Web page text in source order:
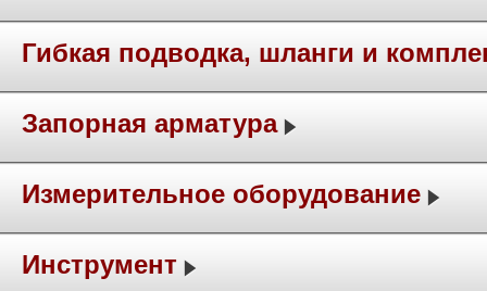
Гибкая подводка, шланги и
Запорная арматура
Измерительное оборудование
Инструмент